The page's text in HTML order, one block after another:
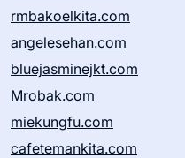
rmbakoelkita.com
angelesehan.com
bluejasminejkt.com
Mrobak.com
miekungfu.com
cafetemankita.com